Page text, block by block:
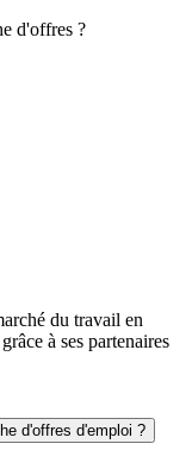
d'offres ?
du travail en
à ses partenaires
d'offres d'emploi ?